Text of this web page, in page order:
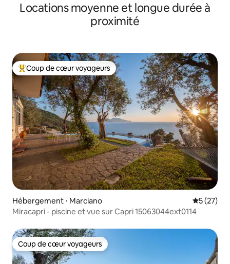
Locations moyenne et longue durée à
proximité
Coups de cœur voyageurs les plus appréciés
Coup de cœur voyageurs
Hébergement ⋅ Marciano
5 (27)
Miracapri - piscine et vue sur Capri 15063044ext0114
Coup de cœur voyageurs
Coup de cœur voyageurs